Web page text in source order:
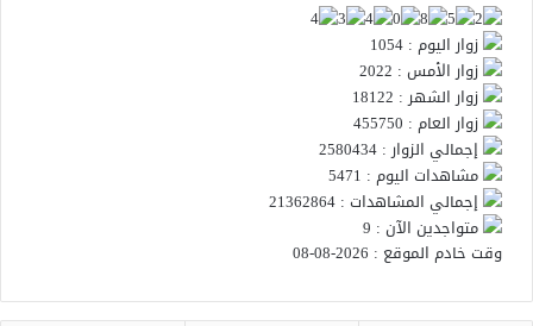
زوار اليوم : 1054
زوار الأمس : 2022
زوار الشهر : 18122
زوار العام : 455750
إجمالي الزوار : 2580434
مشاهدات اليوم : 5471
إجمالي المشاهدات : 21362864
متواجدين الآن : 9
وقت خادم الموقع : 2026-08-08